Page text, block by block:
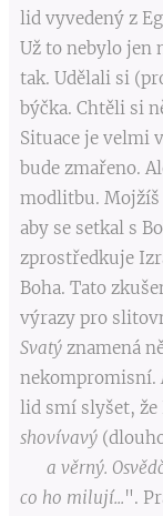
lid vyvedený z
Už to nebylo jen
tak. Udělali si
býčka. Chtěli si
Situace je velmi
bude zmařeno.
modlitbu. Mojžíš
aby se setkal s
zprostředkuje
Boha. Tato
výrazy pro
Svatý znamená
nekompromisní.
lid smí slyšet, že
shovívavý
a věrný.
co ho milují...".